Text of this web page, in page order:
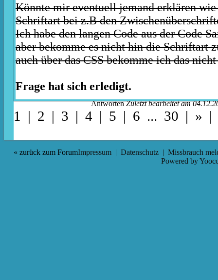
Könnte mir eventuell jemand erklären
Schriftart bei z.B den
Ich habe den langen Code aus der Code
aber bekomme es nicht hin die Schriftart
auch über das CSS bekomme ich das
Frage hat sich erledigt.
Antworten Zuletzt bearbeitet am
1 | 2 | 3 | 4 | 5 | 6 ... 30 | »
« zurück zum ForumImpressum | Datenschutz | Missbrauch
Powered by